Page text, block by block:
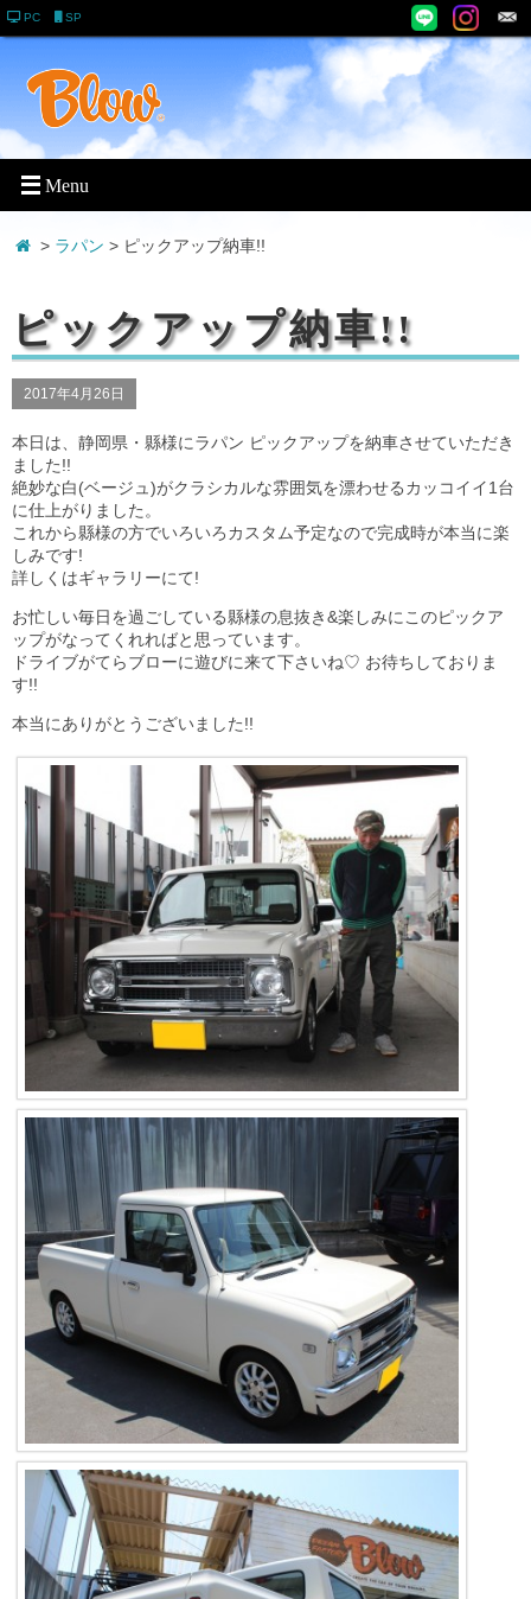
PC SP
> ラパン > ピックアップ納車!!
ピックアップ納車!!
2017年4月26日
本日は、静岡県・縣様にラパン ピックアップを納車させていただき
ました!!
絶妙な白(ベージュ)がクラシカルな雰囲気を漂わせるカッコイイ1台
に仕上がりました。
これから縣様の方でいろいろカスタム予定なので完成時が本当に楽
しみです!
詳しくはギャラリーにて!
お忙しい毎日を過ごしている縣様の息抜き&楽しみにこのピックア
ップがなってくれればと思っています。
ドライブがてらブローに遊びに来て下さいね♡ お待ちしておりま
す!!
本当にありがとうございました!!